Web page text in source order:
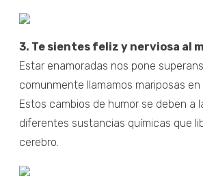
3. Te sientes feliz y nerviosa al
Estar enamoradas nos pone
comunmente llamamos mariposas en
Estos cambios de humor se deben a
diferentes sustancias químicas que
cerebro.